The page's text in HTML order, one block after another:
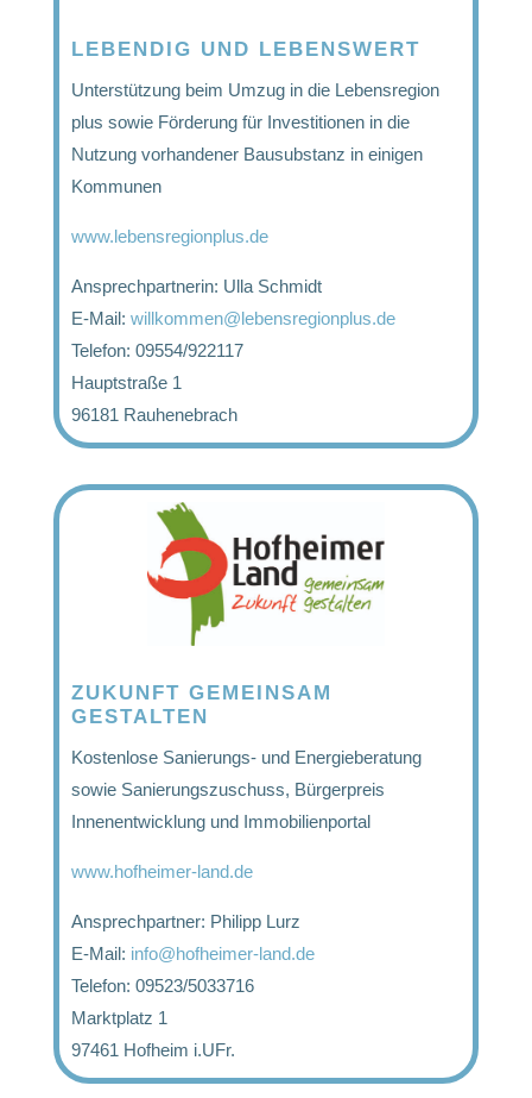
LEBENDIG UND LEBENSWERT
Unterstützung beim Umzug in die Lebensregion
plus sowie Förderung für Investitionen in die
Nutzung vorhandener Bausubstanz in einigen
Kommunen
www.lebensregionplus.de
Ansprechpartnerin: Ulla Schmidt
E-Mail: willkommen@lebensregionplus.de
Telefon: 09554/922117
Hauptstraße 1
96181 Rauhenebrach
ZUKUNFT GEMEINSAM
GESTALTEN
Kostenlose Sanierungs- und Energieberatung
sowie Sanierungszuschuss, Bürgerpreis
Innenentwicklung und Immobilienportal
www.hofheimer-land.de
Ansprechpartner: Philipp Lurz
E-Mail: info@hofheimer-land.de
Telefon: 09523/5033716
Marktplatz 1
97461 Hofheim i.UFr.